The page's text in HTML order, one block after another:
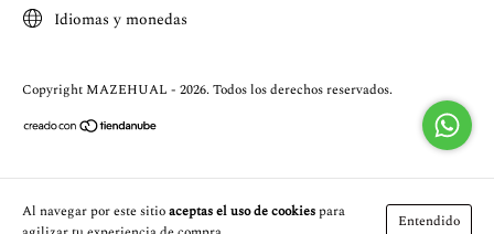
Al navegar por este sitioaceptas el uso de cookiespara
Entendido
Idiomas y monedas
Copyright MAZEHUAL - 2026. Todos los derechos reservados.